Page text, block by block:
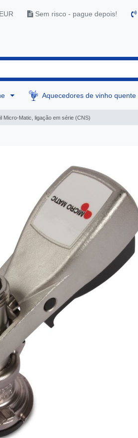
Sem risco - pague depois!
Aquecedores de vinho quente
Micro-Matic, ligação em série (CNS)